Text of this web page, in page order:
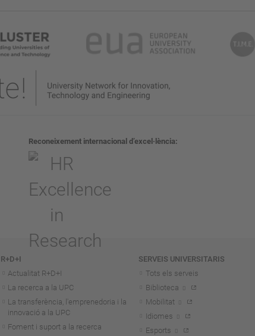
Reconeixement internacional d’excel·lència
R+D+I
Actualitat R+D+I
La recerca a la UPC
La transferència, l'emprenedoria i la
innovació a la UPC
Foment i suport a la recerca
SERVEIS UNIVERSITARIS
Tots els serveis
Biblioteca
Mobilitat
Idiomes
Esports